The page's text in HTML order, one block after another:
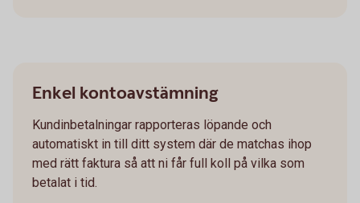
Enkel kontoavstämning
Kundinbetalningar rapporteras löpande och
automatiskt in till ditt system där de matchas ihop
med rätt faktura så att ni får full koll på vilka som
betalat i tid.